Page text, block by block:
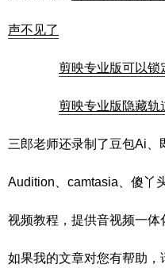
声不见了
剪映专业版可以锁
剪映专业版隐藏轨
三郎老师还录制了豆包Ai、
Audition、camtasia、傻丫
视频教程，提供音视频一体
如果我的文章对您有帮助，